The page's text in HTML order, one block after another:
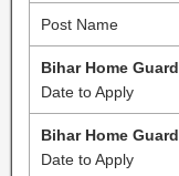
Post Name
Bihar Home Guard
Date to Apply
Bihar Home Guard
Date to Apply